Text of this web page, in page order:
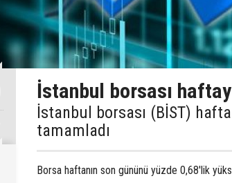
İstanbul borsası
İstanbul borsası (BİST)
tamamladı
Borsa haftanın son gününü yüzde 0,68'lik